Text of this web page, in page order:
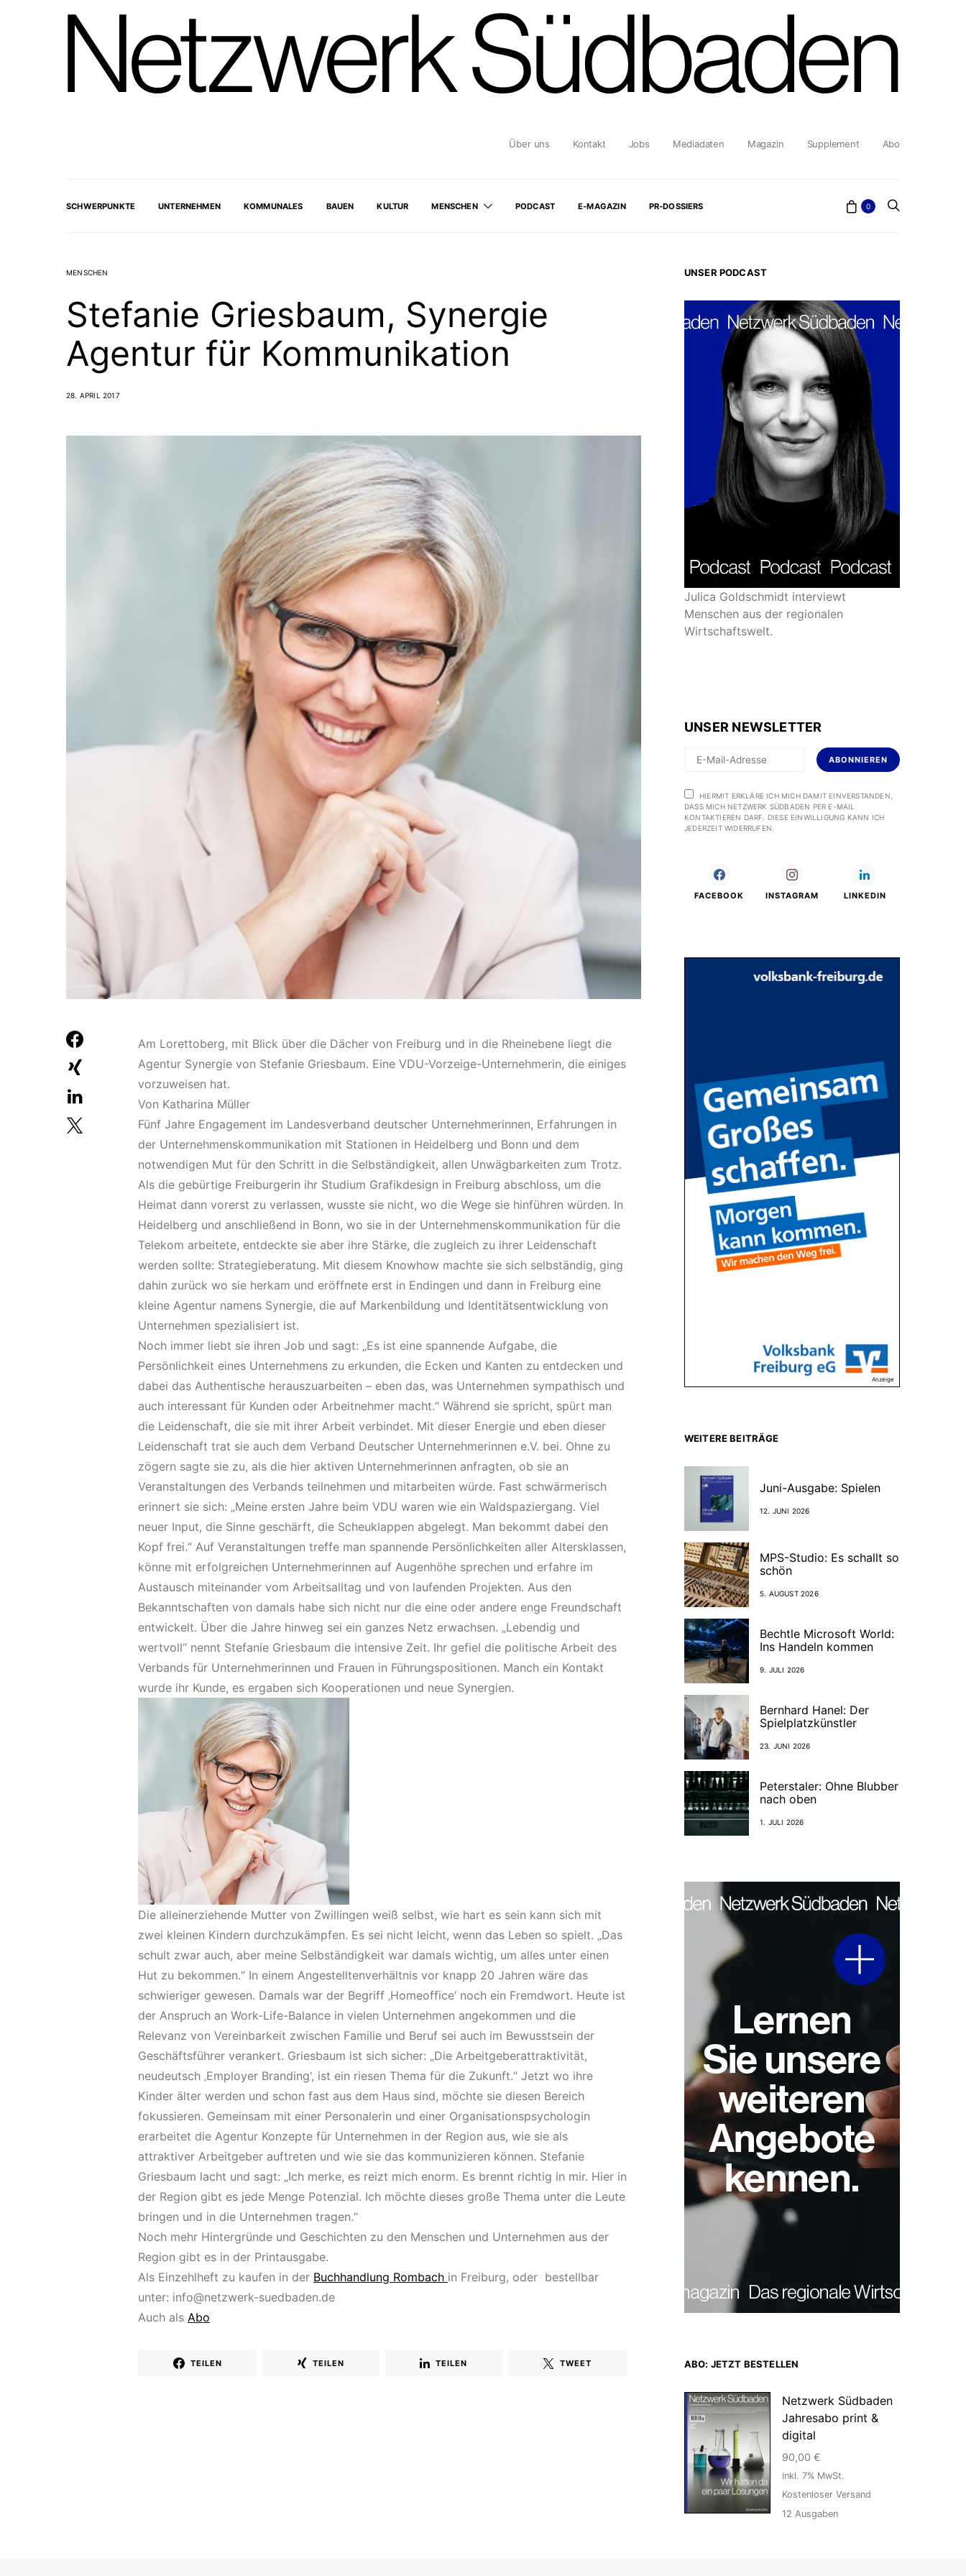
Über uns Kontakt Jobs Mediadaten Magazin Supplement Abo
SCHWERPUNKTE UNTERNEHMEN KOMMUNALES BAUEN KULTUR MENSCHEN PODCAST E-MAGAZIN PR-DOSSIERS 0
MENSCHEN
Stefanie Griesbaum, Synergie
Agentur für Kommunikation
28. APRIL 2017
Am Lorettoberg, mit Blick über die Dächer von Freiburg und in die Rheinebene liegt die
Agentur Synergie von Stefanie Griesbaum. Eine VDU-Vorzeige-Unternehmerin, die einiges
vorzuweisen hat.
Von Katharina Müller
Fünf Jahre Engagement im Landesverband deutscher Unternehmerinnen, Erfahrungen in
der Unternehmenskommunikation mit Stationen in Heidelberg und Bonn und dem
notwendigen Mut für den Schritt in die Selbständigkeit, allen Unwägbarkeiten zum Trotz.
Als die gebürtige Freiburgerin ihr Studium Grafikdesign in Freiburg abschloss, um die
Heimat dann vorerst zu verlassen, wusste sie nicht, wo die Wege sie hinführen würden. In
Heidelberg und anschließend in Bonn, wo sie in der Unternehmenskommunikation für die
Telekom arbeitete, entdeckte sie aber ihre Stärke, die zugleich zu ihrer Leidenschaft
werden sollte: Strategieberatung. Mit diesem Knowhow machte sie sich selbständig, ging
dahin zurück wo sie herkam und eröffnete erst in Endingen und dann in Freiburg eine
kleine Agentur namens Synergie, die auf Markenbildung und Identitätsentwicklung von
Unternehmen spezialisiert ist.
Noch immer liebt sie ihren Job und sagt: „Es ist eine spannende Aufgabe, die
Persönlichkeit eines Unternehmens zu erkunden, die Ecken und Kanten zu entdecken und
dabei das Authentische herauszuarbeiten – eben das, was Unternehmen sympathisch und
auch interessant für Kunden oder Arbeitnehmer macht.“ Während sie spricht, spürt man
die Leidenschaft, die sie mit ihrer Arbeit verbindet. Mit dieser Energie und eben dieser
Leidenschaft trat sie auch dem Verband Deutscher Unternehmerinnen e.V. bei. Ohne zu
zögern sagte sie zu, als die hier aktiven Unternehmerinnen anfragten, ob sie an
Veranstaltungen des Verbands teilnehmen und mitarbeiten würde. Fast schwärmerisch
erinnert sie sich: „Meine ersten Jahre beim VDU waren wie ein Waldspaziergang. Viel
neuer Input, die Sinne geschärft, die Scheuklappen abgelegt. Man bekommt dabei den
Kopf frei.“ Auf Veranstaltungen treffe man spannende Persönlichkeiten aller Altersklassen,
könne mit erfolgreichen Unternehmerinnen auf Augenhöhe sprechen und erfahre im
Austausch miteinander vom Arbeitsalltag und von laufenden Projekten. Aus den
Bekanntschaften von damals habe sich nicht nur die eine oder andere enge Freundschaft
entwickelt. Über die Jahre hinweg sei ein ganzes Netz erwachsen. „Lebendig und
wertvoll“ nennt Stefanie Griesbaum die intensive Zeit. Ihr gefiel die politische Arbeit des
Verbands für Unternehmerinnen und Frauen in Führungspositionen. Manch ein Kontakt
wurde ihr Kunde, es ergaben sich Kooperationen und neue Synergien.
Die alleinerziehende Mutter von Zwillingen weiß selbst, wie hart es sein kann sich mit
zwei kleinen Kindern durchzukämpfen. Es sei nicht leicht, wenn das Leben so spielt. „Das
schult zwar auch, aber meine Selbständigkeit war damals wichtig, um alles unter einen
Hut zu bekommen.“ In einem Angestelltenverhältnis vor knapp 20 Jahren wäre das
schwieriger gewesen. Damals war der Begriff ‚Homeoffice‘ noch ein Fremdwort. Heute ist
der Anspruch an Work-Life-Balance in vielen Unternehmen angekommen und die
Relevanz von Vereinbarkeit zwischen Familie und Beruf sei auch im Bewusstsein der
Geschäftsführer verankert. Griesbaum ist sich sicher: „Die Arbeitgeberattraktivität,
neudeutsch ‚Employer Branding‘, ist ein riesen Thema für die Zukunft.“ Jetzt wo ihre
Kinder älter werden und schon fast aus dem Haus sind, möchte sie diesen Bereich
fokussieren. Gemeinsam mit einer Personalerin und einer Organisationspsychologin
erarbeitet die Agentur Konzepte für Unternehmen in der Region aus, wie sie als
attraktiver Arbeitgeber auftreten und wie sie das kommunizieren können. Stefanie
Griesbaum lacht und sagt: „Ich merke, es reizt mich enorm. Es brennt richtig in mir. Hier in
der Region gibt es jede Menge Potenzial. Ich möchte dieses große Thema unter die Leute
bringen und in die Unternehmen tragen.“
Noch mehr Hintergründe und Geschichten zu den Menschen und Unternehmen aus der
Region gibt es in der Printausgabe.
Als Einzehlheft zu kaufen in der Buchhandlung Rombach in Freiburg, oder bestellbar
unter: info@netzwerk-suedbaden.de
Auch als Abo
TEILEN TEILEN TEILEN TWEET
UNSER PODCAST
Julica Goldschmidt interviewt
Menschen aus der regionalen
Wirtschaftswelt.
UNSER NEWSLETTER
ABONNIEREN
HIERMIT ERKLÄRE ICH MICH DAMIT EINVERSTANDEN,
DASS MICH NETZWERK SÜDBADEN PER E-MAIL
KONTAKTIEREN DARF. DIESE EINWILLIGUNG KANN ICH
JEDERZEIT WIDERRUFEN.
FACEBOOK INSTAGRAM LINKEDIN
Anzeige
WEITERE BEITRÄGE
Juni-Ausgabe: Spielen
12. JUNI 2026
MPS-Studio: Es schallt so
schön
5. AUGUST 2026
Bechtle Microsoft World:
Ins Handeln kommen
9. JULI 2026
Bernhard Hanel: Der
Spielplatzkünstler
23. JUNI 2026
Peterstaler: Ohne Blubber
nach oben
1. JULI 2026
ABO: JETZT BESTELLEN
Netzwerk Südbaden
Jahresabo print &
digital
90,00 €
inkl. 7% MwSt.
Kostenloser Versand
12 Ausgaben